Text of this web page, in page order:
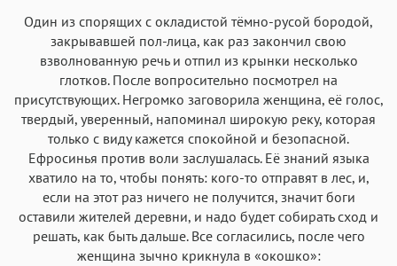
Один из спорящих с окладистой тёмно-русой бородой,
закрывавшей пол-лица, как раз закончил свою
взволнованную речь и отпил из крынки несколько
глотков. После вопросительно посмотрел на
присутствующих. Негромко заговорила женщина, её голос,
твердый, уверенный, напоминал широкую реку, которая
только с виду кажется спокойной и безопасной.
Ефросинья против воли заслушалась. Её знаний языка
хватило на то, чтобы понять: кого-то отправят в лес, и,
если на этот раз ничего не получится, значит боги
оставили жителей деревни, и надо будет собирать сход и
решать, как быть дальше. Все согласились, после чего
женщина зычно крикнула в «окошко»: